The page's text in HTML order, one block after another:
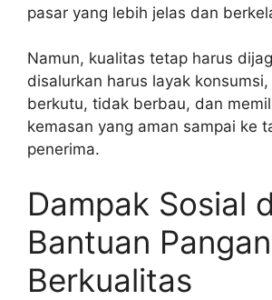
pasar yang lebih jelas dan
Namun, kualitas tetap harus
disalurkan harus layak
berkutu, tidak berbau, dan
kemasan yang aman sampai ke
penerima.
Dampak Sosial
Bantuan Pangan
Berkualitas